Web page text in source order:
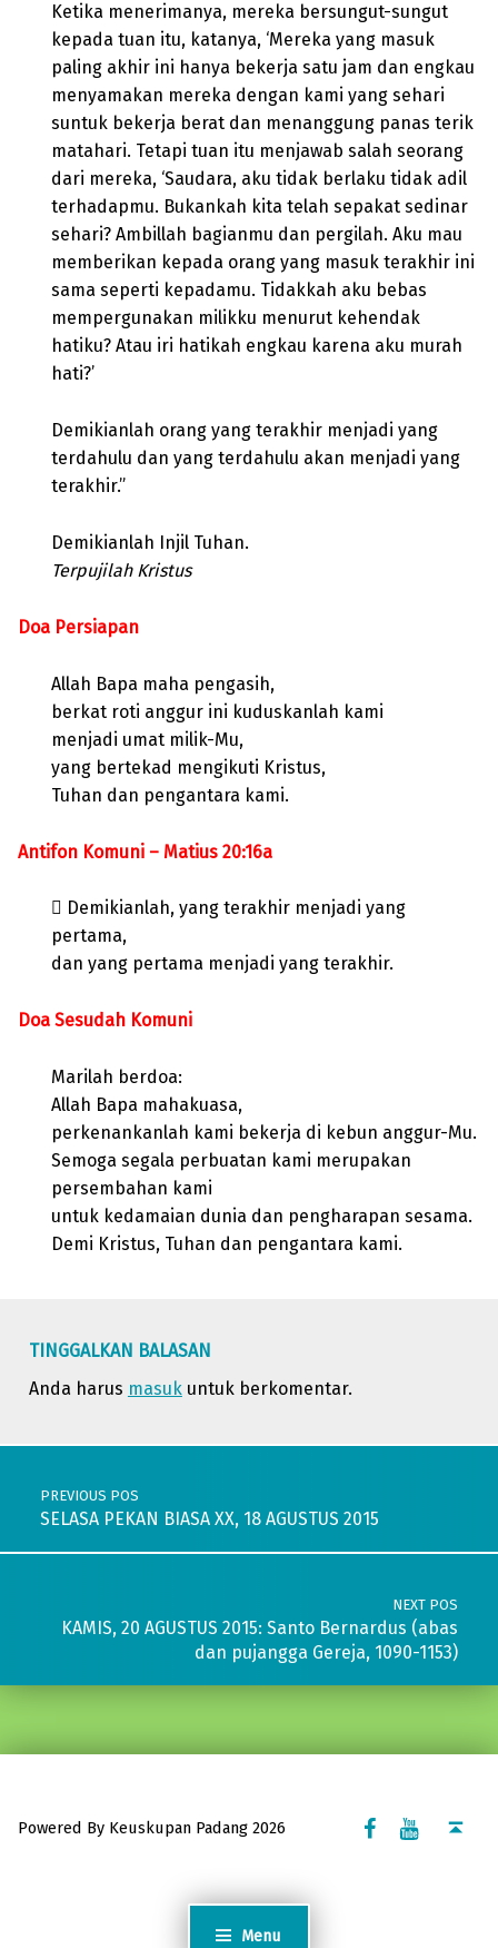
Menu
Ketika menerimanya, mereka bersungut-sungut
kepada tuan itu, katanya, ‘Mereka yang masuk
paling akhir ini hanya bekerja satu jam dan engkau
menyamakan mereka dengan kami yang sehari
suntuk bekerja berat dan menanggung panas terik
matahari. Tetapi tuan itu menjawab salah seorang
dari mereka, ‘Saudara, aku tidak berlaku tidak adil
terhadapmu. Bukankah kita telah sepakat sedinar
sehari? Ambillah bagianmu dan pergilah. Aku mau
memberikan kepada orang yang masuk terakhir ini
sama seperti kepadamu. Tidakkah aku bebas
mempergunakan milikku menurut kehendak
hatiku? Atau iri hatikah engkau karena aku murah
hati?’
Demikianlah orang yang terakhir menjadi yang
terdahulu dan yang terdahulu akan menjadi yang
terakhir.”
Demikianlah Injil Tuhan.
Terpujilah Kristus
Doa Persiapan
Allah Bapa maha pengasih,
berkat roti anggur ini kuduskanlah kami
menjadi umat milik-Mu,
yang bertekad mengikuti Kristus,
Tuhan dan pengantara kami.
Antifon Komuni – Matius 20:16a
 Demikianlah, yang terakhir menjadi yang
pertama,
dan yang pertama menjadi yang terakhir.
Doa Sesudah Komuni
Marilah berdoa:
Allah Bapa mahakuasa,
perkenankanlah kami bekerja di kebun anggur-Mu.
Semoga segala perbuatan kami merupakan
persembahan kami
untuk kedamaian dunia dan pengharapan sesama.
Demi Kristus, Tuhan dan pengantara kami.
TINGGALKAN BALASAN
Anda harus masukuntuk berkomentar.
Post navigation
PREVIOUS POS
SELASA PEKAN BIASA XX, 18 AGUSTUS 2015
NEXT POS
KAMIS, 20 AGUSTUS 2015: Santo Bernardus (abas
dan pujangga Gereja, 1090-1153)
Powered By Keuskupan Padang 2026